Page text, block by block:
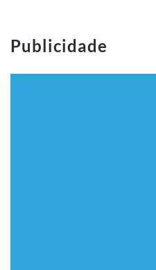
Publicidade